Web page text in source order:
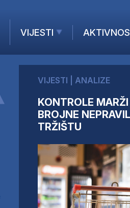
VIJESTI
AKTUELNO
KOMPANIJE
FINANSIJE
IZ STRANIH MEDIJA
VIJESTI ANALIZE
KONTROLE
BROJNE
TRŽIŠTU